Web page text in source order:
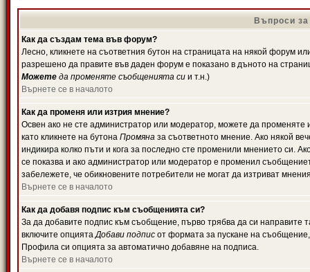
Въпроси
Как да създам тема във форум?
Лесно, кликнете на съответния бутон на страницата на някой форум
разрешено да правите във даден форум е показано в дъното на
Можете да променяте съобщенията си и т.н.)
Върнете се в началото
Как да променя или изтрия мнение?
Освен ако не сте администратор или модератор, можете да
като кликнете на бутона Промяна за съответното мнение. Ако някой
индикира колко пъти и кога за последно сте променили мнението си.
се показва и ако администратор или модератор е променил
забележете, че обикновените потребители не могат да изтриват
Върнете се в началото
Как да добавя подпис към съобщенията си?
За да добавите подпис към съобщение, първо трябва да си
включите опциятаДобави подпис от формата за пускане на
Профила си опцията за автоматично добавяне на подписа.
Върнете се в началото